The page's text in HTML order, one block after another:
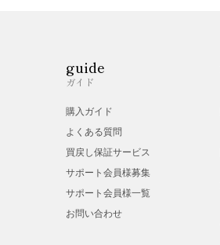
guide
ガイド
購入ガイド
よくある質問
買戻し保証サービス
サポート会員様募集
サポート会員様一覧
お問い合わせ